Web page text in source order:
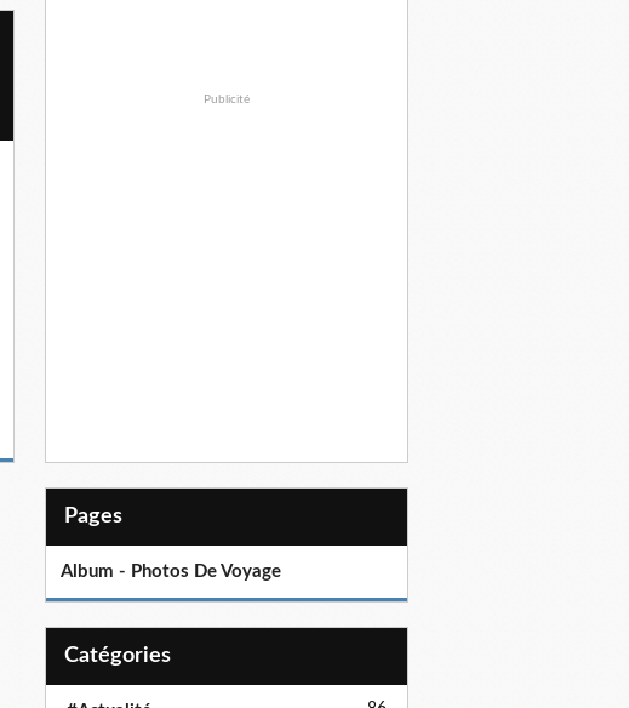
Publicité
Pages
Album - Photos De Voyage
Catégories